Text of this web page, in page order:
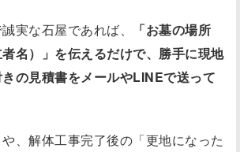
実な石屋であれば、
「お墓の場所
者名）」を伝えるだけで、勝手に現地
の見積書をメールやLINEで送って
、解体工事完了後の「更地になった